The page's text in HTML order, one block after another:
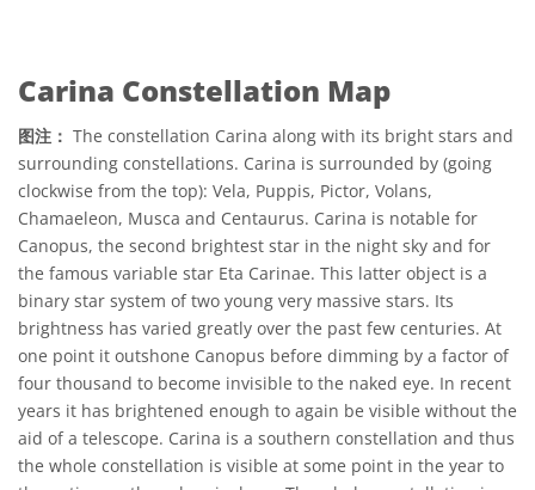
Carina Constellation Map
图注： The constellation Carina along with its bright stars and
surrounding constellations. Carina is surrounded by (going
clockwise from the top): Vela, Puppis, Pictor, Volans,
Chamaeleon, Musca and Centaurus. Carina is notable for
Canopus, the second brightest star in the night sky and for
the famous variable star Eta Carinae. This latter object is a
binary star system of two young very massive stars. Its
brightness has varied greatly over the past few centuries. At
one point it outshone Canopus before dimming by a factor of
four thousand to become invisible to the naked eye. In recent
years it has brightened enough to again be visible without the
aid of a telescope. Carina is a southern constellation and thus
the whole constellation is visible at some point in the year to